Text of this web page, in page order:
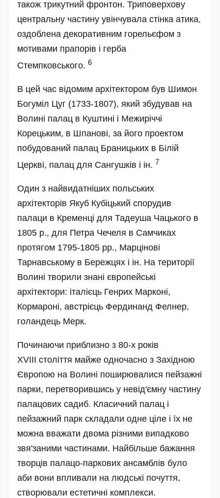
також трикутний фронтон. Триповерхову
центральну частину увінчувала стінка атика,
оздоблена декоративним горельєфом з
мотивами прапорів і герба
Стемпковського. 6
В цей час відомим архітектором був Шимон
Богуміл Цуг (1733-1807), який збудував на
Волині палац в Куштині і Межиріччі
Корецьким, в Шпанові, за його проектом
побудований палац Браницьких в Білій
Церкві, палац для Сангушків і ін. 7
Один з найвидатніших польських
архітекторів Якуб Кубіцький спорудив
палаци в Кременці для Тадеуша Чацького в
1805 р., для Петра Чечеля в Самчиках
протягом 1795-1805 pp., Марцінові
Тарнавському в Бережцях і ін. На території
Волині творили знані європейські
архітектори: італієць Генрих Марконі,
Кормароні, австрієць Фердинанд Фелнер,
голандець Мерк.
Починаючи приблизно з 80-х років
ХVIII століття майже одночасно з Західною
Європою на Волині поширювалися пейзажні
парки, перетворившись у невід'ємну частину
палацових садиб. Класичний палац і
пейзажний парк складали одне ціле і їх не
можна вважати двома різними випадково
звя'заними частинами. Найбільше бажання
творців палацо-паркових ансамблів було
аби вони впливали на людські почуття,
створювали естетичні комплекси.